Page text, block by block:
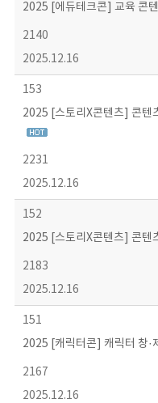
2025 [에듀테크콘] 교육 콘
2140
2025.12.16
153
2025 [스토리X콘텐츠] 콘텐
2231
2025.12.16
152
2025 [스토리X콘텐츠] 콘텐
2183
2025.12.16
151
2025 [캐릭터콘] 캐릭터 창·
2167
2025.12.16